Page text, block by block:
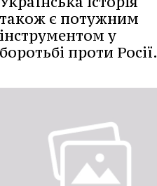
також є потужним
інструментом у
боротьбі проти Росії.